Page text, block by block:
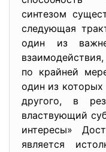
синтезом
следующая
один из
по крайней
один из которых
другого, в
властвующий
интересы»
является